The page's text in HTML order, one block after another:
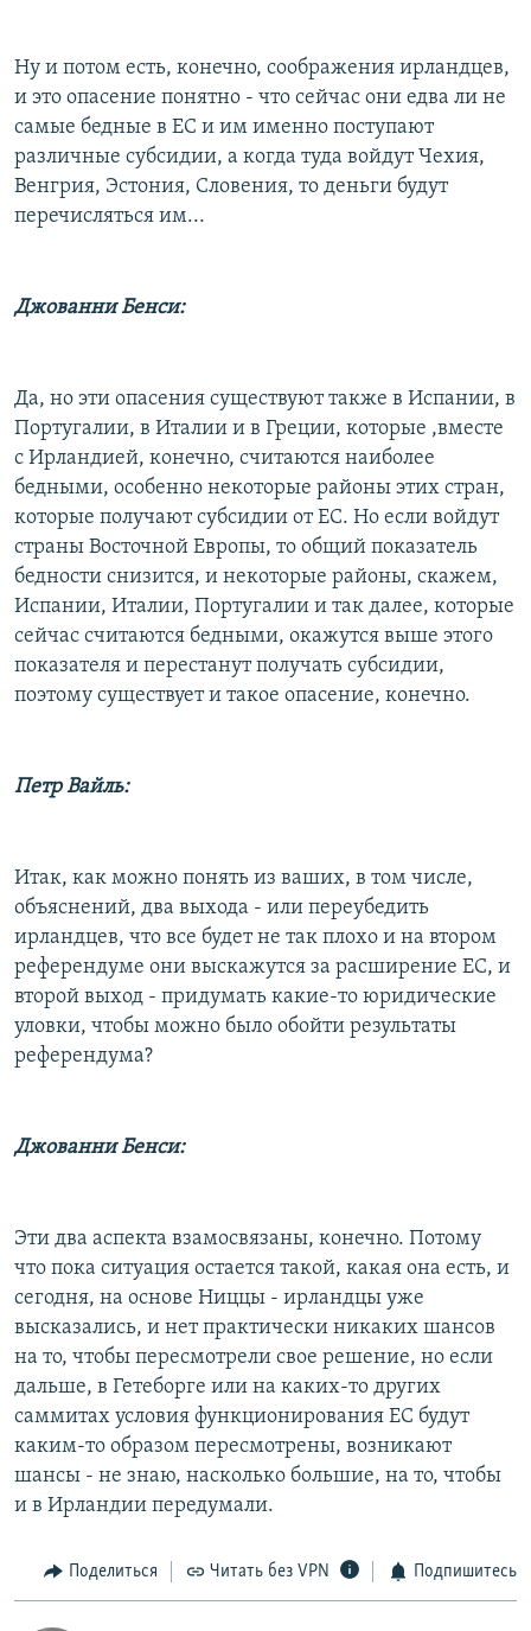
Ну и потом есть, конечно, соображения ирландцев,
и это опасение понятно - что сейчас они едва ли не
самые бедные в ЕС и им именно поступают
различные субсидии, а когда туда войдут Чехия,
Венгрия, Эстония, Словения, то деньги будут
перечисляться им...
Джованни Бенси:
Да, но эти опасения существуют также в Испании, в
Португалии, в Италии и в Греции, которые ,вместе
с Ирландией, конечно, считаются наиболее
бедными, особенно некоторые районы этих стран,
которые получают субсидии от ЕС. Но если войдут
страны Восточной Европы, то общий показатель
бедности снизится, и некоторые районы, скажем,
Испании, Италии, Португалии и так далее, которые
сейчас считаются бедными, окажутся выше этого
показателя и перестанут получать субсидии,
поэтому существует и такое опасение, конечно.
Петр Вайль:
Итак, как можно понять из ваших, в том числе,
объяснений, два выхода - или переубедить
ирландцев, что все будет не так плохо и на втором
референдуме они выскажутся за расширение ЕС, и
второй выход - придумать какие-то юридические
уловки, чтобы можно было обойти результаты
референдума?
Джованни Бенси:
Эти два аспекта взамосвязаны, конечно. Потому
что пока ситуация остается такой, какая она есть, и
сегодня, на основе Ниццы - ирландцы уже
высказались, и нет практически никаких шансов
на то, чтобы пересмотрели свое решение, но если
дальше, в Гетеборге или на каких-то других
саммитах условия функционирования ЕС будут
каким-то образом пересмотрены, возникают
шансы - не знаю, насколько большие, на то, чтобы
и в Ирландии передумали.
Поделиться Читать без VPN Подпишитесь